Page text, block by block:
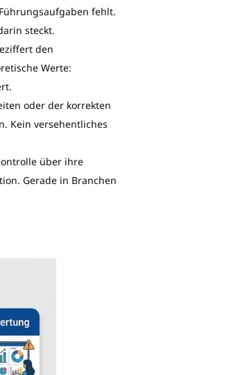
fehlt.
steckt.
den
Werte:
oder der korrekten
Kein versehentliches
über ihre
Gerade in Branchen